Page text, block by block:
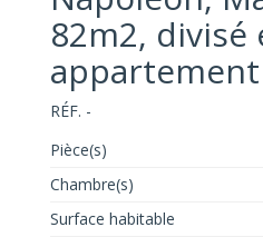
82m2, divisé
appartement
RÉF. -
Pièce(s)
Chambre(s)
Surface habitable